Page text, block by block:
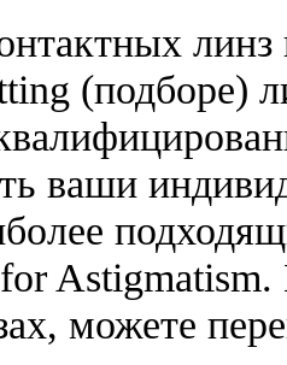
(подборе)
ваши
Astigmatism.
можете